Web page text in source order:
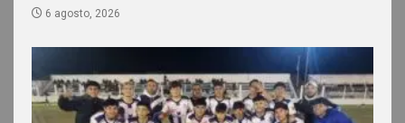
6 agosto, 2026